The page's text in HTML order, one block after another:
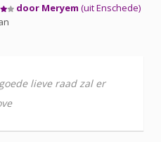
door Meryem (uit Enschede)
lieve raad zal er